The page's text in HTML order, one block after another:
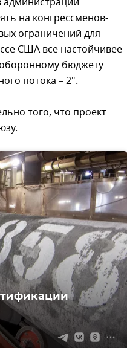
на конгрессменов-
ограничений для
США все настойчивее
бюджету
потока – 2".
того, что проект